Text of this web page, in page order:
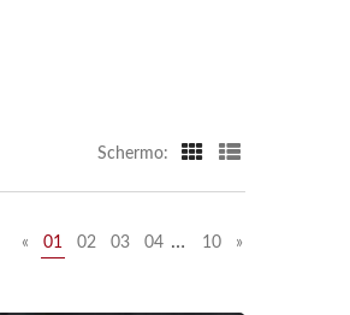
Schermo:
« 01 02 03 04 … 10 »